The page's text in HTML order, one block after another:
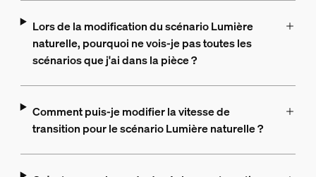
Lors de la modification du scénario Lumière
naturelle, pourquoi ne vois-je pas toutes les
scénarios que j'ai dans la pièce ?
Comment puis-je modifier la vitesse de
transition pour le scénario Lumière naturelle ?